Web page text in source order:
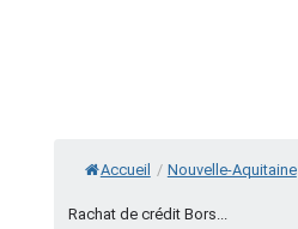
Accueil / Nouvelle-Aquitaine
Rachat de crédit Bors...